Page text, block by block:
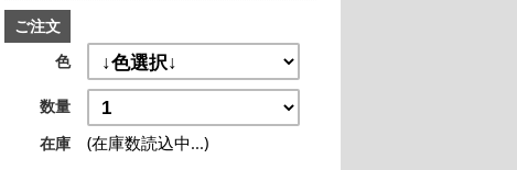
ご注文
色
数量
在庫
(在庫数読込中...)